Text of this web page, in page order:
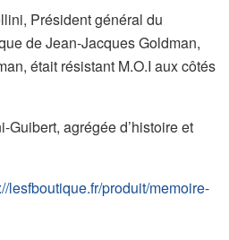
Président général du
de Jean-Jacques Goldman,
était résistant M.O.I aux côtés
Guibert, agrégée d’histoire et
lesfboutique.fr/produit/memoire-